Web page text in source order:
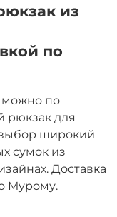
из
по
можно по
рюкзак для
широкий
сумок из
Доставка
Мурому.